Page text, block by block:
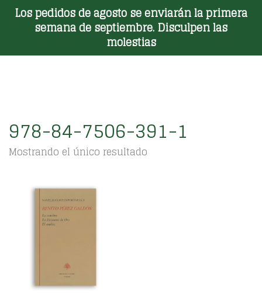
Los pedidos de agosto se enviarán la primera
semana de septiembre. Disculpen las
molestias
Toggle Menu
978-84-7506-391-1
Mostrando el único resultado